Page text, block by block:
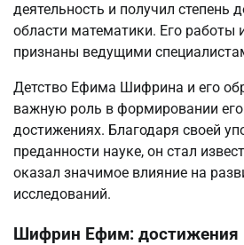
деятельность и получил степень
области математики. Его работы
признаны ведущими
Детство Ефима Шифрина и его
важную роль в формировании
достижениях. Благодаря своей
преданности науке, он стал
оказал значимое влияние на
исследований.
Шифрин Ефим: достижения